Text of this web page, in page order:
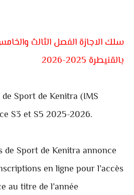
سلك الاجازة الفصل الثالث
بالقنيطرة 2025-2026
Sport de Kenitra (IMS
S3 et S5 2025-2026.
de Sport de Kenitra annonce
en ligne pour l’accès
au titre de l’année